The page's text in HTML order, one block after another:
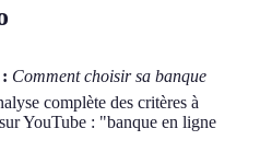
Comment choisir sa banque
complète des critères à
YouTube : "banque en ligne